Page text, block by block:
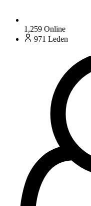
1,259 Online
971 Leden